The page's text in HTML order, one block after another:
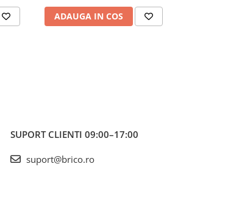
ADAUGA IN COS
SUPORT CLIENTI 09:00–17:00
suport@brico.ro